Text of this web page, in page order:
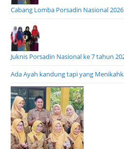
Cabang Lomba Porsadin Nasional 2026
Juknis Porsadin Nasional ke 7 tahun
Ada Ayah kandung tapi yang